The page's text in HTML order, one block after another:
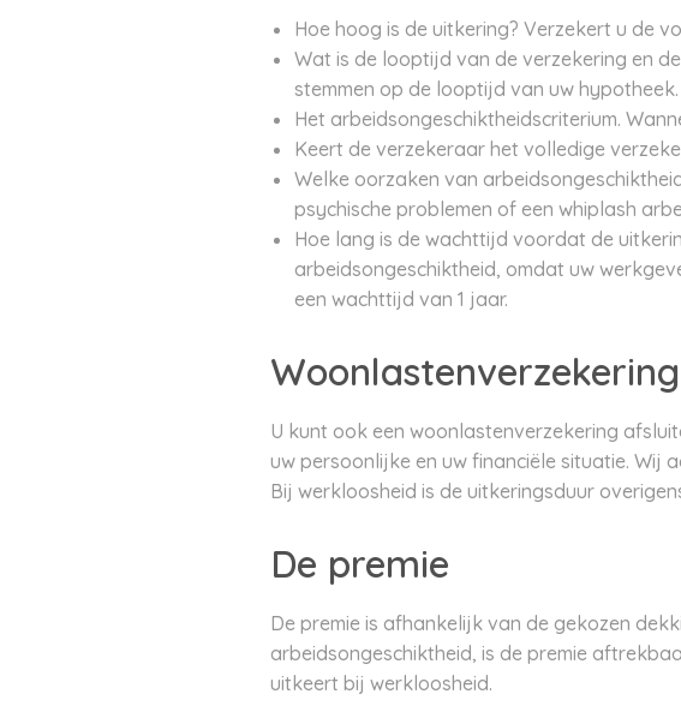
Hoe hoog is de uitkering? Verzekert u de
Wat is de looptijd van de verzekering en
stemmen op de looptijd van uw hypotheek.
Het arbeidsongeschiktheidscriterium.
Keert de verzekeraar het volledige
Welke oorzaken van
psychische problemen of een whiplash
Hoe lang is de wachttijd voordat de
arbeidsongeschiktheid, omdat uw
een wachttijd van 1 jaar.
U kunt ook een woonlastenverzekering
uw persoonlijke en uw financiële situatie. Wij
Bij werkloosheid is de uitkeringsduur
De premie
De premie is afhankelijk van de gekozen
arbeidsongeschiktheid, is de premie
uitkeert bij werkloosheid.